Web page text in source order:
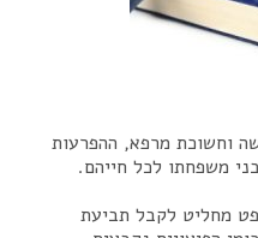
וחשוכת מרפא, ההפרעות
משפחתו לכל חייהם.
מחליט לקבל תביעת